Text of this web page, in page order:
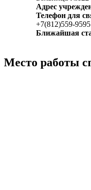
Адрес
Телефон для
+7(812)559-9595
Ближайшая
Место работы